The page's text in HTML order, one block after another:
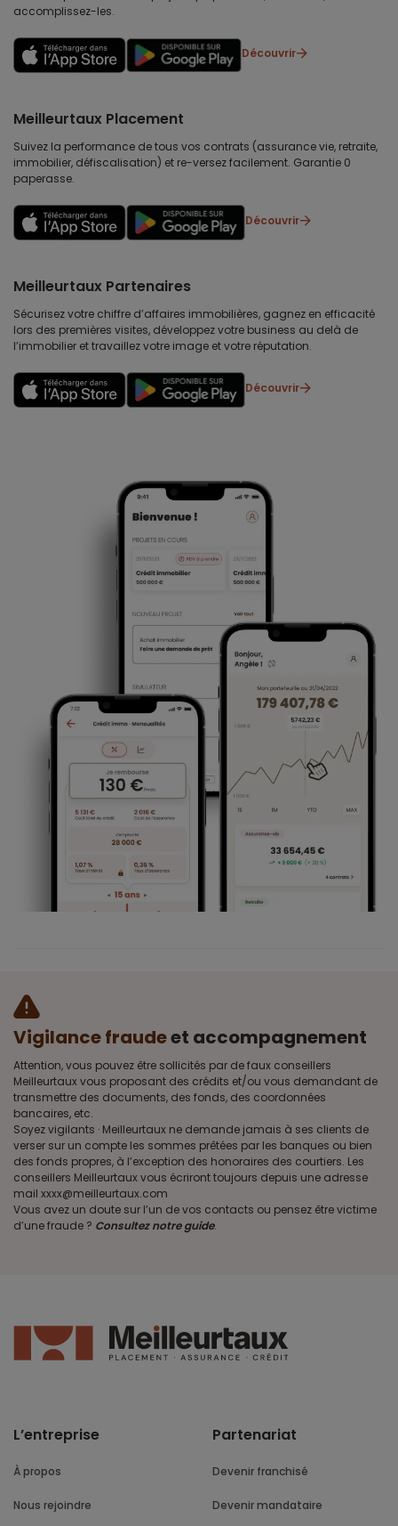
accomplissez-les.
Découvrir
Meilleurtaux Placement
Suivez la performance de tous vos contrats (assurance vie, retraite,
immobilier, défiscalisation) et re-versez facilement. Garantie 0
paperasse.
Découvrir
Meilleurtaux Partenaires
Sécurisez votre chiffre d’affaires immobilières, gagnez en efficacité
lors des premières visites, développez votre business au delà de
l’immobilier et travaillez votre image et votre réputation.
Découvrir
Vigilance fraudeet accompagnement
Attention, vous pouvez être sollicités par de faux conseillers
Meilleurtaux vous proposant des crédits et/ou vous demandant de
transmettre des documents, des fonds, des coordonnées
bancaires, etc.
Soyez vigilants · Meilleurtaux ne demande jamais à ses clients de
verser sur un compte les sommes prêtées par les banques ou bien
des fonds propres, à l’exception des honoraires des courtiers. Les
conseillers Meilleurtaux vous écriront toujours depuis une adresse
mail xxxx@meilleurtaux.com
Vous avez un doute sur l’un de vos contacts ou pensez être victime
d’une fraude ? Consultez notre guide.
L’entreprise
À propos
Nous rejoindre
Partenariat
Devenir franchisé
Devenir mandataire